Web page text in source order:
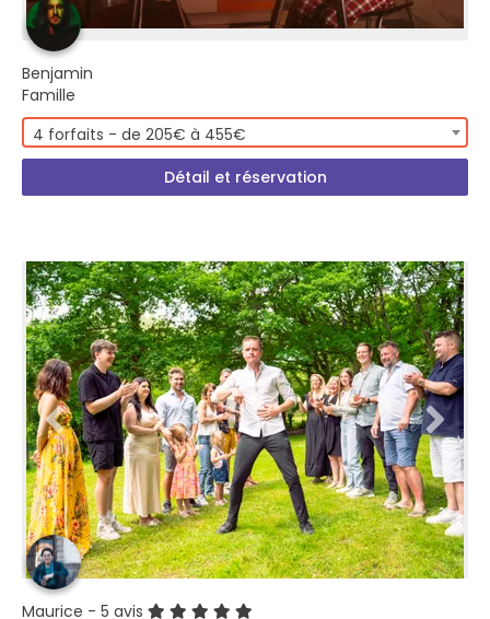
Benjamin
Famille
4 forfaits - de 205€ à 455€
Détail et réservation
Maurice - 5 avis